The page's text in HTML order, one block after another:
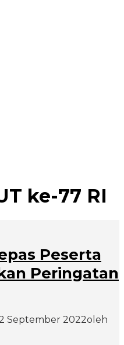
ke-77 RI
Peserta
Peringatan
2 September 2022oleh